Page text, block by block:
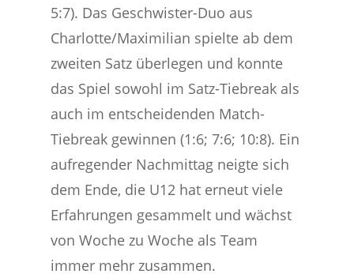
5:7). Das Geschwister-Duo aus
Charlotte/Maximilian spielte ab dem
zweiten Satz überlegen und konnte
das Spiel sowohl im Satz-Tiebreak als
auch im entscheidenden Match-
Tiebreak gewinnen (1:6; 7:6; 10:8). Ein
aufregender Nachmittag neigte sich
dem Ende, die U12 hat erneut viele
Erfahrungen gesammelt und wächst
von Woche zu Woche als Team
immer mehr zusammen.